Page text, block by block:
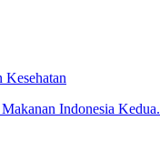
Kesehatan
Indonesia Kedua.